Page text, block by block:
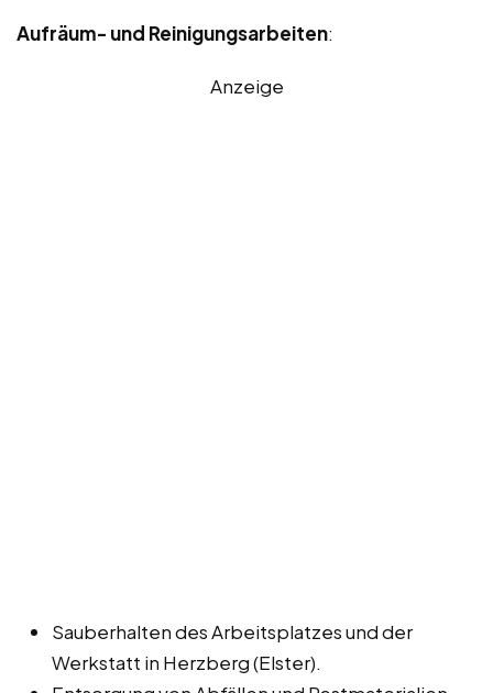
Aufräum- und Reinigungsarbeiten:
Anzeige
Sauberhalten des Arbeitsplatzes und der
Werkstatt in Herzberg (Elster).